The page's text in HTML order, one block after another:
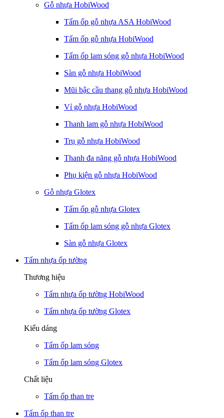
Gỗ nhựa HobiWood
Tấm ốp gỗ nhựa ASA HobiWood
Tấm ốp gỗ nhựa HobiWood
Tấm ốp lam sóng gỗ nhựa HobiWood
Sàn gỗ nhựa HobiWood
Mũi bậc cầu thang gỗ nhựa HobiWood
Vỉ gỗ nhựa HobiWood
Thanh lam gỗ nhựa HobiWood
Trụ gỗ nhựa HobiWood
Thanh đa năng gỗ nhựa HobiWood
Phụ kiện gỗ nhựa HobiWood
Gỗ nhựa Glotex
Tấm ốp gỗ nhựa Glotex
Tấm ốp lam sóng gỗ nhựa Glotex
Sàn gỗ nhựa Glotex
Tấm nhựa ốp tường
Thương hiệu
Tấm nhựa ốp tường HobiWood
Tấm nhựa ốp tường Glotex
Kiểu dáng
Tấm ốp lam sóng
Tấm ốp lam sóng Glotex
Chất liệu
Tấm ốp than tre
Tấm ốp than tre